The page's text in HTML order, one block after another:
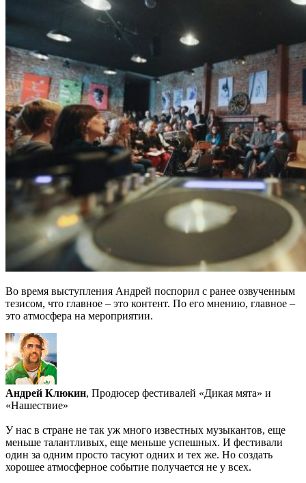
Во время выступления Андрей поспорил с ранее озвученным
тезисом, что главное – это контент. По его мнению, главное –
это атмосфера на мероприятии.
Андрей Клюкин, Продюсер фестивалей «Дикая мята» и
«Нашествие»
У нас в стране не так уж много известных музыкантов, еще
меньше талантливых, еще меньше успешных. И фестивали
один за одним просто тасуют одних и тех же. Но создать
хорошее атмосферное событие получается не у всех.